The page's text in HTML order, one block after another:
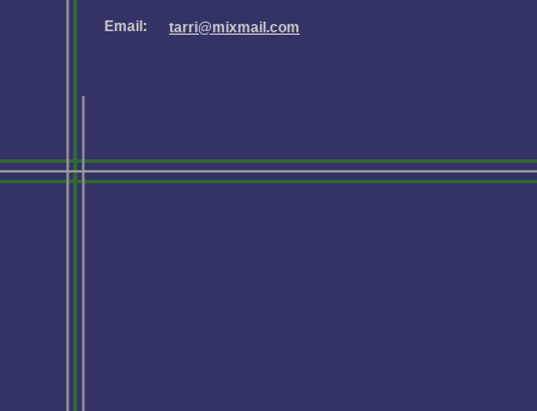
Email: tarri@mixmail.com